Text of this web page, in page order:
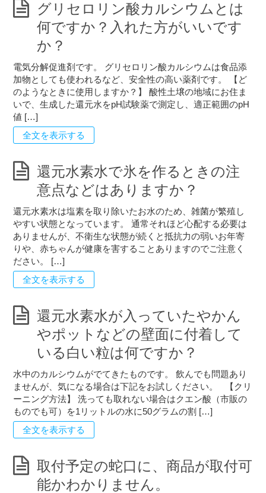
グリセロリン酸カルシウムとは
何ですか？入れた方がいいです
か？
電気分解促進剤です。 グリセロリン酸カルシウムは食品添
加物としても使われるなど、安全性の高い薬剤です。 【ど
のようなときに使用しますか？】 酸性土壌の地域にお住ま
いで、生成した還元水をpH試験薬で測定し、適正範囲のpH
値 […]
全文を表示する
還元水素水で氷を作るときの注
意点などはありますか？
還元水素水は塩素を取り除いたお水のため、雑菌が繁殖し
やすい状態となっています。 通常それほど心配する必要は
ありませんが、不衛生な状態が続くと抵抗力の弱いお年寄
りや、赤ちゃんが健康を害することありますのでご注意く
ださい。 […]
全文を表示する
還元水素水が入っていたやかん
やポットなどの壁面に付着して
いる白い粒は何ですか？
水中のカルシウムがでてきたものです。 飲んでも問題あり
ませんが、気になる場合は下記をお試しください。 【クリ
ーニング方法】 洗っても取れない場合はクエン酸（市販の
ものでも可）を1リットルの水に50グラムの割 […]
全文を表示する
取付予定の蛇口に、商品が取付可
能かわかりません。